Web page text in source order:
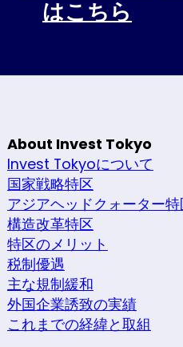
はこちら
About Invest Tokyo
Invest Tokyoについて
国家戦略特区
アジアヘッドクォーター特
構造改革特区
特区のメリット
税制優遇
主な規制緩和
外国企業誘致の実績
これまでの経緯と取組